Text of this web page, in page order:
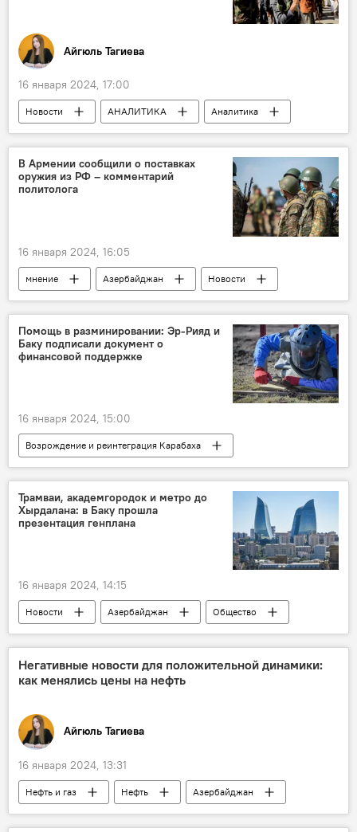
Айгюль Тагиева
16 января 2024, 17:00
Новости АНАЛИТИКА
Аналитика
Политика
Ближний Восток
Иран
США
Израиль
Ирак
Курдистан
Йемен
В Армении сообщили о поставках
оружия из РФ – комментарий
политолога
16 января 2024, 16:05
мнение Азербайджан
Новости
Политика
Россия
Армения
Ильхам Алиев
ОДКБ
Ильгар Велизаде
Помощь в разминировании: Эр-Рияд и
Баку подписали документ о
финансовой поддержке
16 января 2024, 15:00
Возрождение и реинтеграция Карабаха
Азербайджан
Саудовская Аравия
Финансовая помощь
Трамваи, академгородок и метро до
Хырдалана: в Баку прошла
презентация генплана
16 января 2024, 14:15
Новости Азербайджан
Общество
Метро
генеральный план
Анар Гулиев
Негативные новости для положительной динамики:
как менялись цены на нефть
Айгюль Тагиева
16 января 2024, 13:31
Нефть и газ Нефть
Азербайджан
Brent
WTI
Фьючерсы